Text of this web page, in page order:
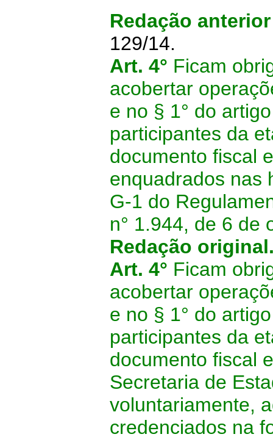
Redação
129/14.
Art. 4° Ficam
acobertar
e no § 1° do
participantes da
documento fiscal
enquadrados nas
G-1 do
n° 1.944, de 6 de
Redação
Art. 4° Ficam
acobertar
e no § 1° do
participantes da
documento fiscal
Secretaria de
voluntariamente,
credenciados na